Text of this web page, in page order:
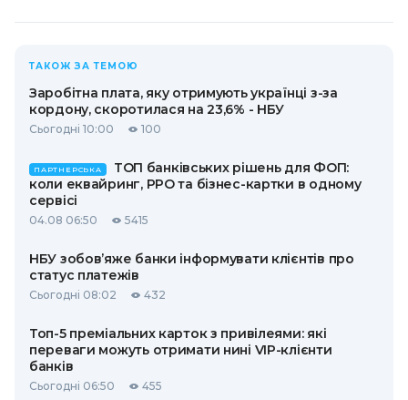
ТАКОЖ ЗА ТЕМОЮ
Заробітна плата, яку отримують українці з-за
кордону, скоротилася на 23,6% - НБУ
Сьогодні 10:00 100
ПАРТНЕРСЬКА
ТОП банківських рішень для ФОП:
коли еквайринг, РРО та бізнес-картки в одному
сервісі
04.08 06:50 5415
НБУ зобов’яже банки інформувати клієнтів про
статус платежів
Сьогодні 08:02 432
Топ-5 преміальних карток з привілеями: які
переваги можуть отримати нині VIP-клієнти
банків
Сьогодні 06:50 455